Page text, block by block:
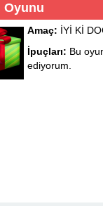
Oyunu
Amaç: İYİ Kİ
İpuçları: Bu
ediyorum.